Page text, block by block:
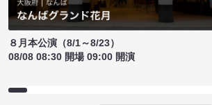
８月本公演（8/1～8/23）
08/08 08:30 開場 09:00 開演